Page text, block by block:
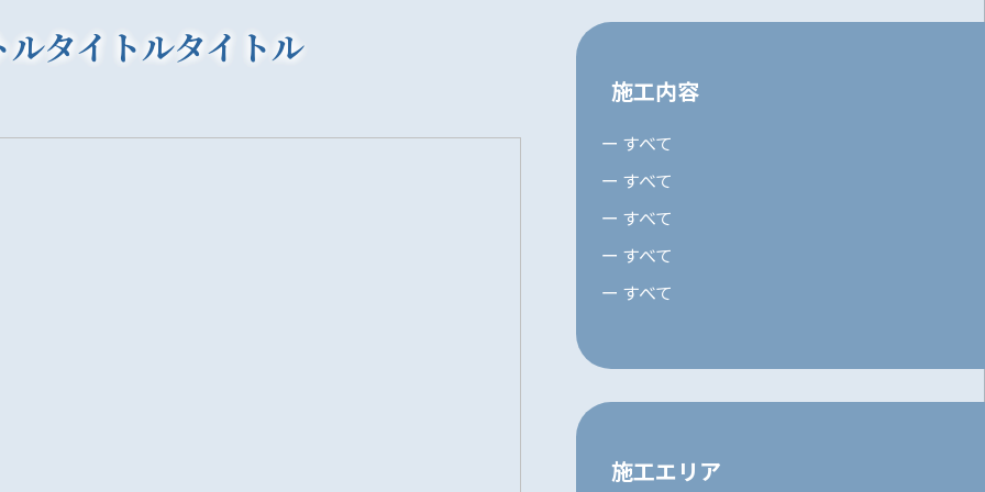
ルタイトルタイトル
施工内容
すべて
すべて
すべて
すべて
すべて
施工エリア